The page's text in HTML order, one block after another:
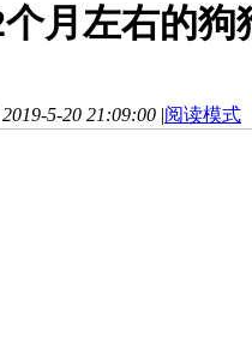
月左右的狗
5-20 21:09:00 |阅读模式